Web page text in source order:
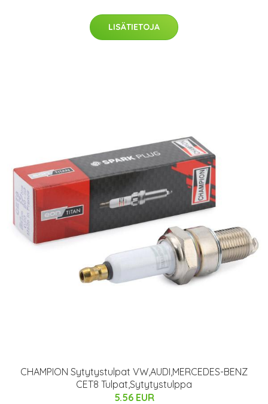
LISÄTIETOJA
CHAMPION Sytytystulpat VW,AUDI,MERCEDES-BENZ
CET8 Tulpat,Sytytystulppa
5.56 EUR